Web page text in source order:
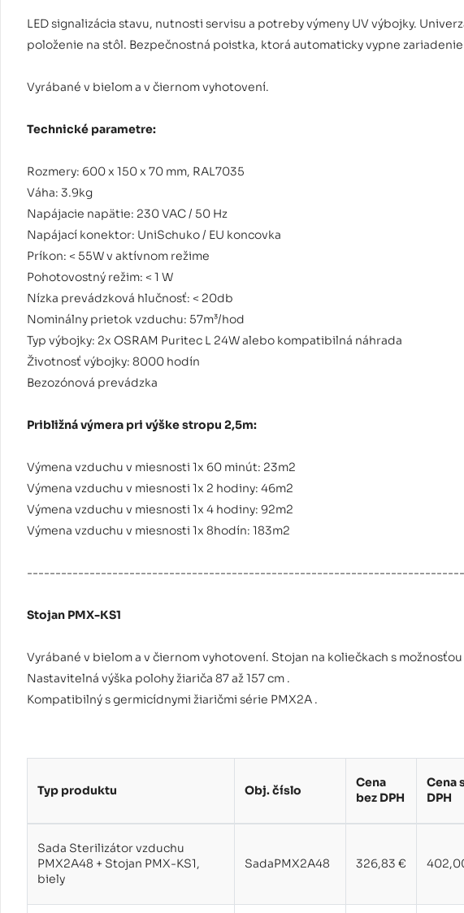
LED signalizácia stavu, nutnosti servisu a potreby výmeny UV výbojky.
položenie na stôl. Bezpečnostná poistka, ktorá automaticky vypne
Vyrábané v bielom a v čiernom vyhotovení.
Technické parametre:
Rozmery: 600 x 150 x 70 mm, RAL7035
Váha: 3.9kg
Napájacie napätie: 230 VAC / 50 Hz
Napájací konektor: UniSchuko / EU koncovka
Príkon: < 55W v aktívnom režime
Pohotovostný režim: < 1 W
Nízka prevádzková hlučnosť: < 20db
Nominálny prietok vzduchu: 57m³/hod
Typ výbojky: 2x OSRAM Puritec L 24W alebo kompatibilná náhrada
Životnosť výbojky: 8000 hodín
Bezozónová prevádzka
Približná výmera pri výške stropu 2,5m:
Výmena vzduchu v miesnosti 1x 60 minút: 23m2
Výmena vzduchu v miesnosti 1x 2 hodiny: 46m2
Výmena vzduchu v miesnosti 1x 4 hodiny: 92m2
Výmena vzduchu v miesnosti 1x 8hodín: 183m2
Stojan PMX-KS1
Vyrábané v bielom a v čiernom vyhotovení. Stojan na koliečkach s
Nastavitelná výška polohy žiariča 87 až 157 cm .
Kompatibilný s germicídnymi žiaričmi série PMX2A .
Typ produktu Obj. číslo
Cena
bez DPH
Cena
DPH
Sada Sterilizátor vzduchu
PMX2A48 + Stojan PMX-KS1,
biely
SadaPMX2A48 326,83 €